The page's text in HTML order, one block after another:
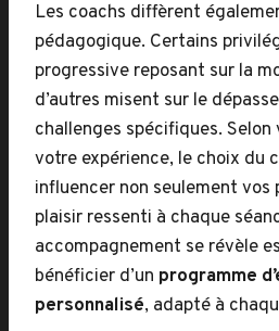
Les coachs diffèrent
pédagogique. Certains
progressive reposant sur la
d’autres misent sur le
challenges spécifiques.
votre expérience, le choix du
influencer non seulement vos
plaisir ressenti à chaque
accompagnement se révèle
bénéficier d’un programme
personnalisé, adapté à